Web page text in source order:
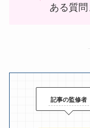
ある質問
記事の監修者